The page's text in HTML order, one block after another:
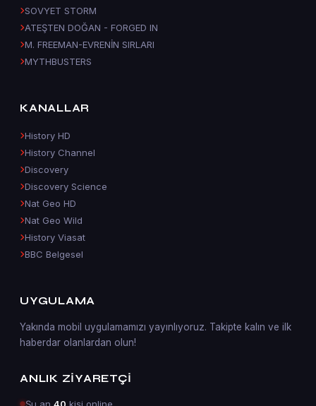
SOVYET STORM
ATEŞTEN DOĞAN - FORGED IN
M. FREEMAN-EVRENİN SIRLARI
MYTHBUSTERS
KANALLAR
History HD
History Channel
Discovery
Discovery Science
Nat Geo HD
Nat Geo Wild
History Viasat
BBC Belgesel
UYGULAMA
Yakında mobil uygulamamızı yayınlıyoruz. Takipte kalın ve ilk
haberdar olanlardan olun!
ANLIK ZIYARETÇI